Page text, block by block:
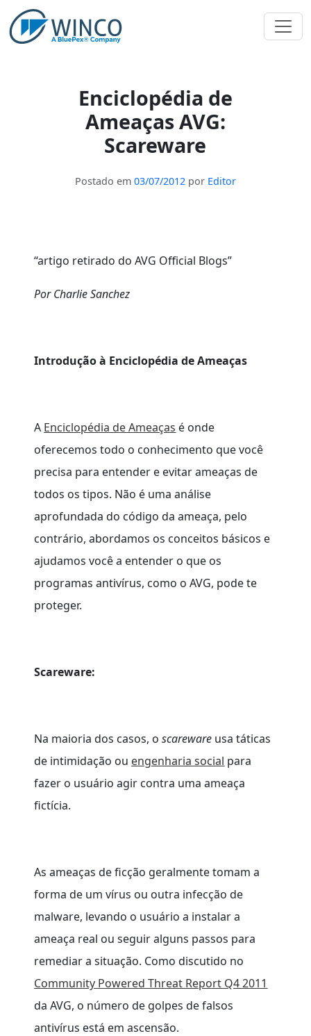
Pular
para
Enciclopédia de
Ameaças AVG:
Scareware
Postado em 03/07/2012 por Editor
“artigo retirado do AVG Official Blogs”
Por Charlie Sanchez
Introdução à Enciclopédia de Ameaças
A Enciclopédia de Ameaças é onde
oferecemos todo o conhecimento que você
precisa para entender e evitar ameaças de
todos os tipos. Não é uma análise
aprofundada do código da ameaça, pelo
contrário, abordamos os conceitos básicos e
ajudamos você a entender o que os
programas antivírus, como o AVG, pode te
proteger.
Scareware:
Na maioria dos casos, oscareware usa táticas
de intimidação ou engenharia social para
fazer o usuário agir contra uma ameaça
fictícia.
As ameaças de ficção geralmente tomam a
forma de um vírus ou outra infecção de
malware, levando o usuário a instalar a
ameaça real ou seguir alguns passos para
remediar a situação. Como discutido no
Community Powered Threat Report Q4 2011
da AVG, o número de golpes de falsos
antivírus está em ascensão.